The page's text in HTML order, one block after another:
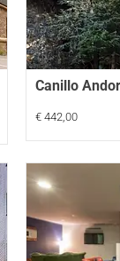
Canillo
€ 442,00